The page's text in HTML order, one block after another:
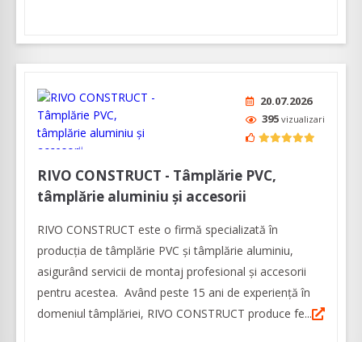
20.07.2026
395 vizualizari
RIVO CONSTRUCT - Tâmplărie PVC,
tâmplărie aluminiu şi accesorii
RIVO CONSTRUCT este o firmă specializată în
producția de tâmplărie PVC și tâmplărie aluminiu,
asigurând servicii de montaj profesional și accesorii
pentru acestea. Având peste 15 ani de experiență în
domeniul tâmplăriei, RIVO CONSTRUCT produce fe...